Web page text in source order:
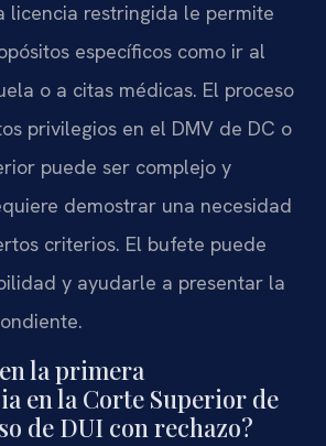
licencia restringida le permite
específicos como ir al
o a citas médicas. El proceso
privilegios en el DMV de DC o
puede ser complejo y
demostrar una necesidad
criterios. El bufete puede
y ayudarle a presentar la
la primera
en la Corte Superior de
de DUI con rechazo?